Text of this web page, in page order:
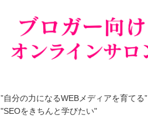
”自分の力になるWEBメディアを育てる”
"SEOをきちんと学びたい"